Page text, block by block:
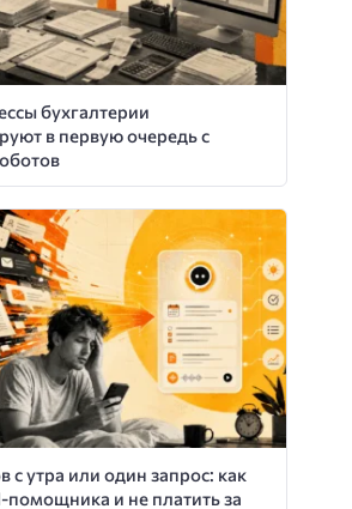
бухгалтерии
в первую очередь с
с утра или один запрос: как
и не платить за